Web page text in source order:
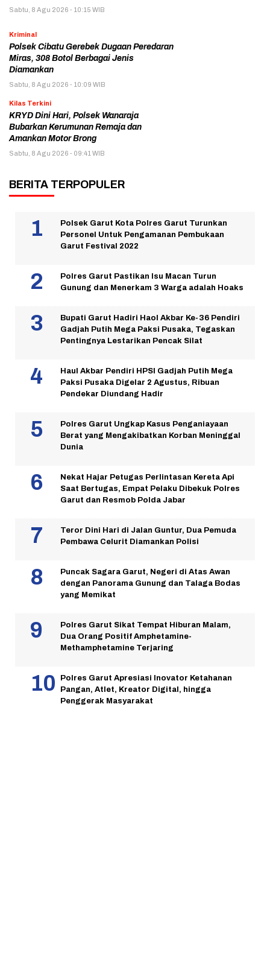
Sabtu, 8 Agu 2026 - 10:15 WIB
Kriminal
Polsek Cibatu Gerebek Dugaan Peredaran
Miras, 308 Botol Berbagai Jenis
Diamankan
Sabtu, 8 Agu 2026 - 10:09 WIB
Kilas Terkini
KRYD Dini Hari, Polsek Wanaraja
Bubarkan Kerumunan Remaja dan
Amankan Motor Brong
Sabtu, 8 Agu 2026 - 09:41 WIB
BERITA TERPOPULER
Polsek Garut Kota Polres Garut Turunkan
Personel Untuk Pengamanan Pembukaan
Garut Festival 2022
Polres Garut Pastikan Isu Macan Turun
Gunung dan Menerkam 3 Warga adalah Hoaks
Bupati Garut Hadiri Haol Akbar Ke-36 Pendiri
Gadjah Putih Mega Paksi Pusaka, Tegaskan
Pentingnya Lestarikan Pencak Silat
Haul Akbar Pendiri HPSI Gadjah Putih Mega
Paksi Pusaka Digelar 2 Agustus, Ribuan
Pendekar Diundang Hadir
Polres Garut Ungkap Kasus Penganiayaan
Berat yang Mengakibatkan Korban Meninggal
Dunia
Nekat Hajar Petugas Perlintasan Kereta Api
Saat Bertugas, Empat Pelaku Dibekuk Polres
Garut dan Resmob Polda Jabar
Teror Dini Hari di Jalan Guntur, Dua Pemuda
Pembawa Celurit Diamankan Polisi
Puncak Sagara Garut, Negeri di Atas Awan
dengan Panorama Gunung dan Talaga Bodas
yang Memikat
Polres Garut Sikat Tempat Hiburan Malam,
Dua Orang Positif Amphetamine-
Methamphetamine Terjaring
Polres Garut Apresiasi Inovator Ketahanan
Pangan, Atlet, Kreator Digital, hingga
Penggerak Masyarakat